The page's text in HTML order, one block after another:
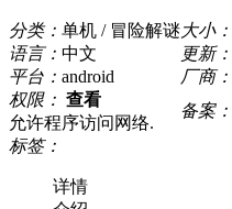
分类： 单机 / 冒险解谜大小：
语言： 中文 更新：
平台： android 厂商：
权限： 查看
允许程序访问网络.
备案：
标签：
详情